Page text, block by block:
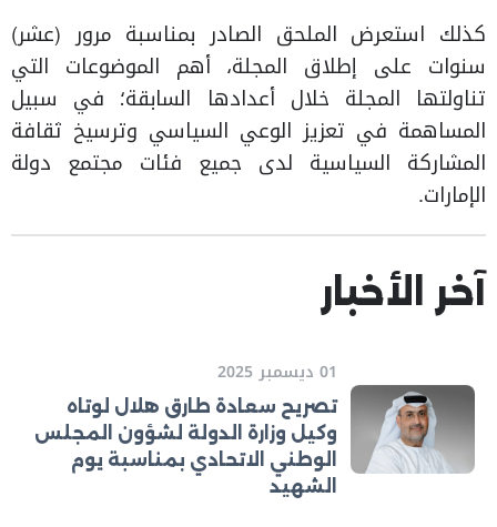
كذلك استعرض الملحق الصادر بمناسبة مرور (عشر)
سنوات على إطلاق المجلة، أهم الموضوعات التي
تناولتها المجلة خلال أعدادها السابقة؛ في سبيل
المساهمة في تعزيز الوعي السياسي وترسيخ ثقافة
المشاركة السياسية لدى جميع فئات مجتمع دولة
الإمارات.
آخر الأخبار
01 ديسمبر 2025
تصريح سعادة طارق هلال لوتاه
وكيل وزارة الدولة لشؤون المجلس
الوطني الاتحادي بمناسبة يوم
الشهيد